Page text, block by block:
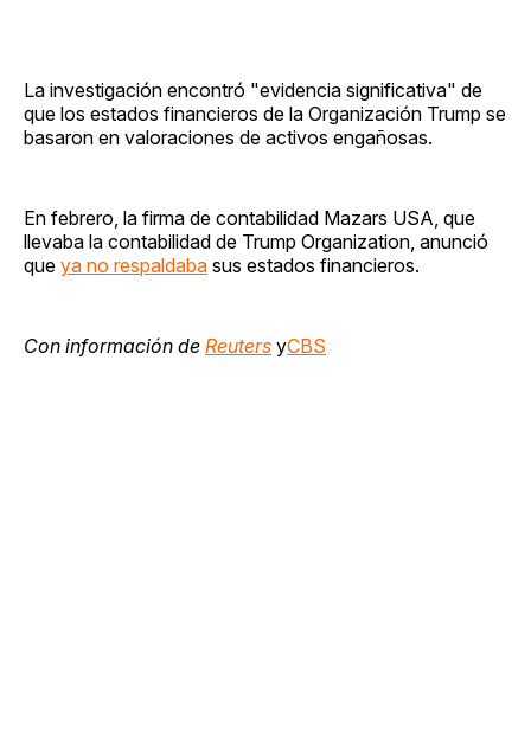
La investigación encontró "evidencia significativa" de
que los estados financieros de la Organización Trump se
basaron en valoraciones de activos engañosas.
En febrero, la firma de contabilidad Mazars USA, que
llevaba la contabilidad de Trump Organization, anunció
que ya no respaldaba sus estados financieros.
Con información de Reuters yCBS